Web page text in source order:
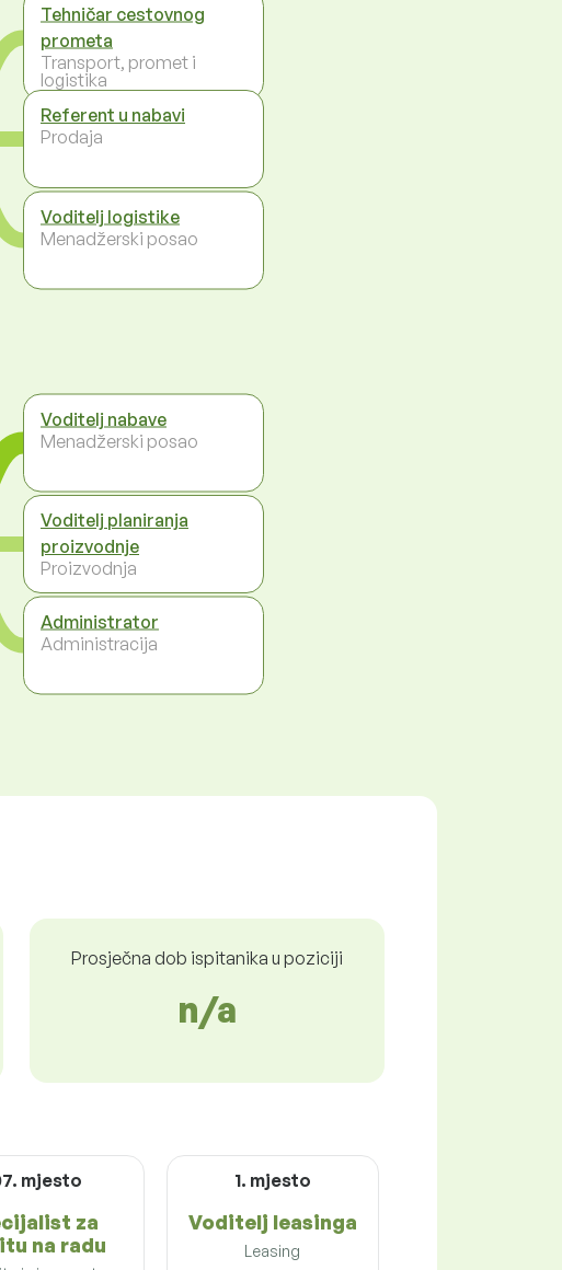
Tehničar cestovnog
prometa
Transport, promet i
logistika
Referent u nabavi
Prodaja
Voditelj logistike
Menadžerski posao
Voditelj nabave
Menadžerski posao
Voditelj planiranja
proizvodnje
Proizvodnja
Administrator
Administracija
Prosječna dob ispitanika u poziciji
n/a
mjesto
za
na radu
1. mjesto
Voditelj leasinga
Leasing